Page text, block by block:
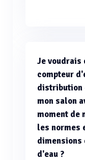
Je voudrais
compteur
distribution
mon salon
moment de
les normes
dimensions
d'eau ?